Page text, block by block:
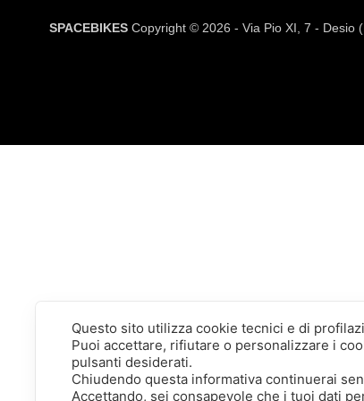
SPACEBIKES Copyright © 2026 - Via Pio XI, 7 - Desio
Questo sito utilizza cookie tecnici e di
Puoi accettare, rifiutare o personalizzare i
pulsanti desiderati.
Chiudendo questa informativa continuerai
Accettando, sei consapevole che i tuoi dati